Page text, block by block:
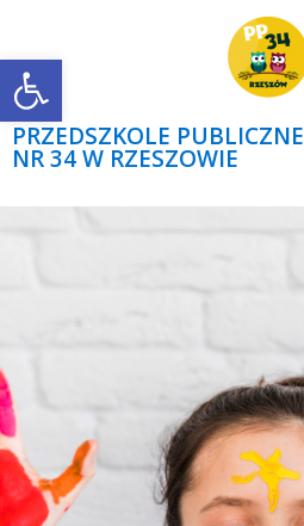
Open toolbar
PRZEDSZKOLE PUBLICZNE
NR 34 W RZESZOWIE